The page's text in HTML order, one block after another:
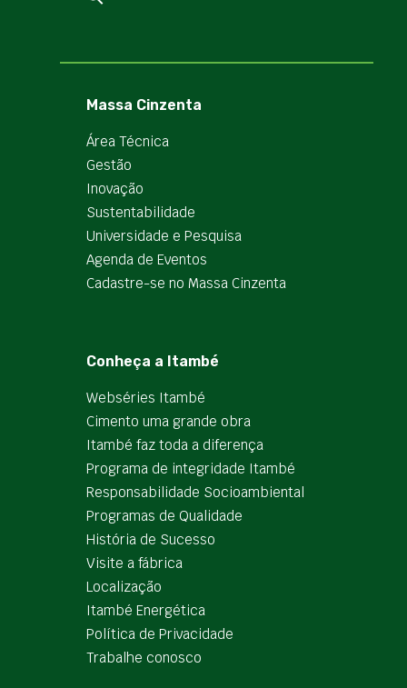
Massa Cinzenta
Área Técnica
Gestão
Inovação
Sustentabilidade
Universidade e Pesquisa
Agenda de Eventos
Cadastre-se no Massa Cinzenta
Conheça a Itambé
Webséries Itambé
Cimento uma grande obra
Itambé faz toda a diferença
Programa de integridade Itambé
Responsabilidade Socioambiental
Programas de Qualidade
História de Sucesso
Visite a fábrica
Localização
Itambé Energética
Política de Privacidade
Trabalhe conosco